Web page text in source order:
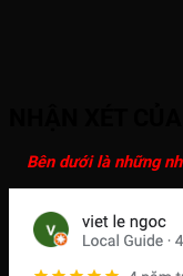
Bên dưới là những